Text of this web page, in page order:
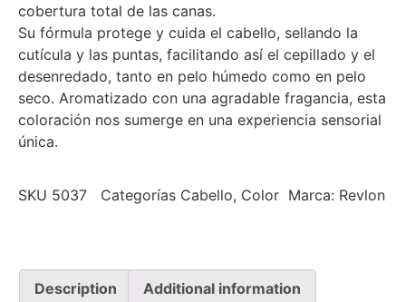
cobertura total de las canas.
Su fórmula protege y cuida el cabello, sellando la
cutícula y las puntas, facilitando así el cepillado y el
desenredado, tanto en pelo húmedo como en pelo
seco. Aromatizado con una agradable fragancia, esta
coloración nos sumerge en una experiencia sensorial
única.
SKU 5037 Categorías Cabello, Color Marca: Revlon
Description Additional information